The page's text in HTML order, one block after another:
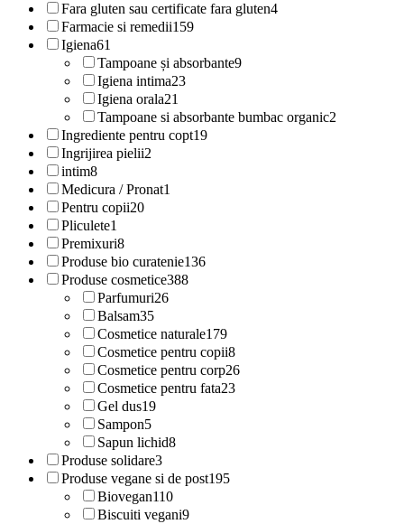
Fara gluten sau certificate fara gluten4
Farmacie si remedii159
Igiena61
Tampoane și absorbante9
Igiena intima23
Igiena orala21
Tampoane si absorbante bumbac organic2
Ingrediente pentru copt19
Ingrijirea pielii2
intim8
Medicura / Pronat1
Pentru copii20
Pliculete1
Premixuri8
Produse bio curatenie136
Produse cosmetice388
Parfumuri26
Balsam35
Cosmetice naturale179
Cosmetice pentru copii8
Cosmetice pentru corp26
Cosmetice pentru fata23
Gel dus19
Sampon5
Sapun lichid8
Produse solidare3
Produse vegane si de post195
Biovegan110
Biscuiti vegani9